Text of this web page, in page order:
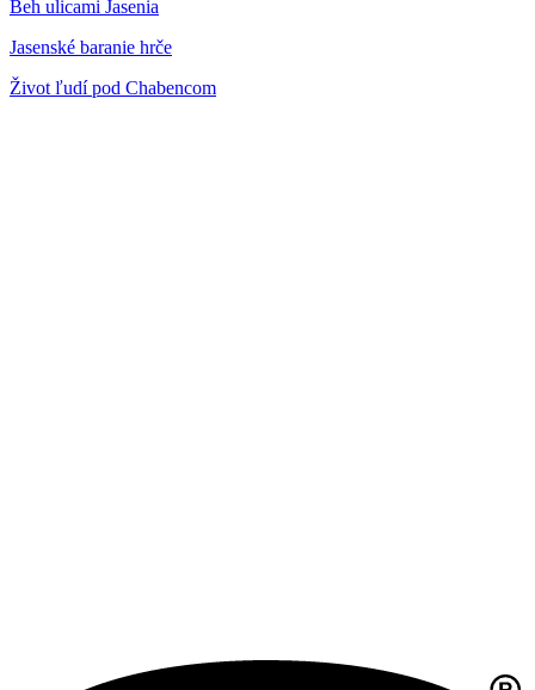
Beh ulicami Jasenia
Jasenské baranie hrče
Život ľudí pod Chabencom